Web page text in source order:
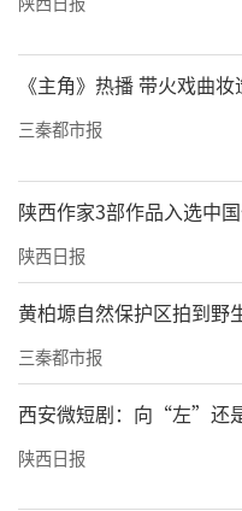
大关注度和影响力
量发展的澎湃动能。
《主角》热播 带火戏曲妆
三秦都市报
陕西作家3部作品入选中
陕西日报
黄柏塬自然保护区拍到野
三秦都市报
西安微短剧：向“左”
陕西日报